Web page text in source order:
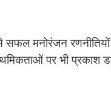
मनोरंजन
पर भी प्रकाश